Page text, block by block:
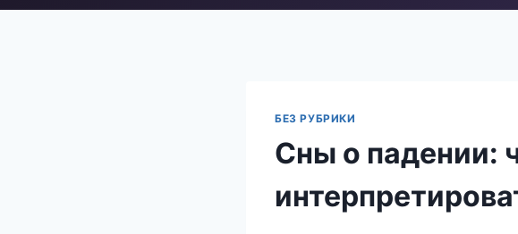
БЕЗ РУБРИКИ
Сны о падении: